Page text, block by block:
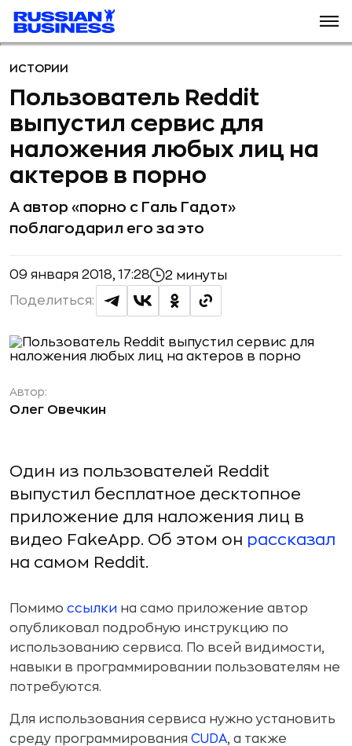
ИСТОРИИ
Пользователь Reddit
выпустил сервис для
наложения любых лиц на
актеров в порно
А автор «порно с Галь Гадот»
поблагодарил его за это
09 января 2018, 17:28 2 минуты
Поделиться:
Автор:
Олег Овечкин
Один из пользователей Reddit
выпустил бесплатное десктопное
приложение для наложения лиц в
видео FakeApp. Об этом он рассказал
на самом Reddit.
Помимо ссылки на само приложение автор
опубликовал подробную инструкцию по
использованию сервиса. По всей видимости,
навыки в программировании пользователям не
потребуются.
Для использования сервиса нужно установить
среду программирования CUDA, а также